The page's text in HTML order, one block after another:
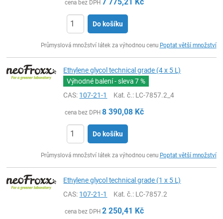
cena bez DPH
Do košíku
Průmyslová množství látek za výhodnou cenu Poptat větší množství
Ethylene glycol technical grade (4 x 5 L)
Výhodné balení - sleva7 %
CAS: 107-21-1 Kat. č.: LC-7857.2_4
cena bez DPH 8 390,08 Kč
Do košíku
Průmyslová množství látek za výhodnou cenu Poptat větší množství
Ethylene glycol technical grade (1 x 5 L)
CAS: 107-21-1 Kat. č.: LC-7857.2
cena bez DPH 2 250,41 Kč